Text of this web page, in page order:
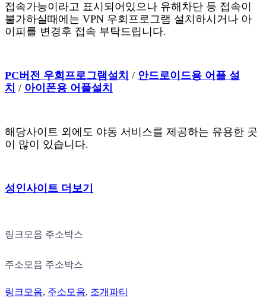
접속가능이라고 표시되어있으나 유해차단 등 접속이
불가하실때에는 VPN 우회프로그램 설치하시거나 아
이피를 변경후 접속 부탁드립니다.
PC버전 우회프로그램설치 / 안드로이드용 어플 설
치 / 아이폰용 어플설치
해당사이트 외에도 야동 서비스를 제공하는 유용한 곳
이 많이 있습니다.
성인사이트 더보기
링크모음 주소박스
주소모음 주소박스
링크모음, 주소모음, 조개파티